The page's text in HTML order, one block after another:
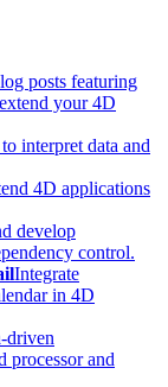
posts featuring
your 4D
interpret data and
4D applications
develop
control.
Integrate
in 4D
driven
processor and